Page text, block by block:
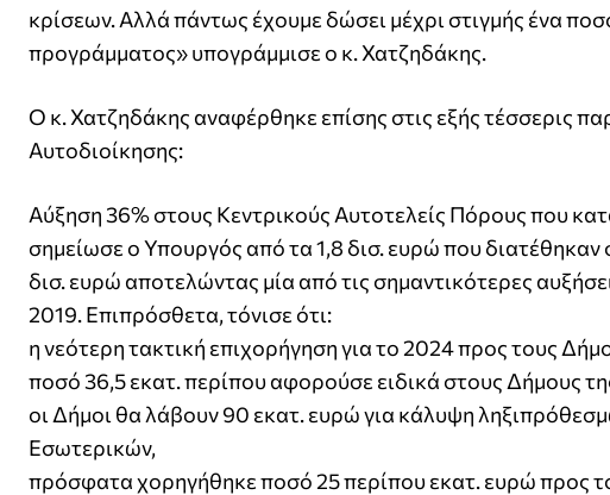
κρίσεων. Αλλά πάντως έχουμε δώσει μέχρι στιγμής ένα
προγράμματος» υπογράμμισε ο κ. Χατζηδάκης.
Ο κ. Χατζηδάκης αναφέρθηκε επίσης στις εξής τέσσερις
Αυτοδιοίκησης:
Αύξηση 36% στους Κεντρικούς Αυτοτελείς Πόρους που
σημείωσε ο Υπουργός από τα 1,8 δισ. ευρώ που
δισ. ευρώ αποτελώντας μία από τις σημαντικότερες
2019. Επιπρόσθετα, τόνισε ότι:
η νεότερη τακτική επιχορήγηση για το 2024 προς τους
ποσό 36,5 εκατ. περίπου αφορούσε ειδικά στους Δήμους
οι Δήμοι θα λάβουν 90 εκατ. ευρώ για κάλυψη
Εσωτερικών,
πρόσφατα χορηγήθηκε ποσό 25 περίπου εκατ. ευρώ προς